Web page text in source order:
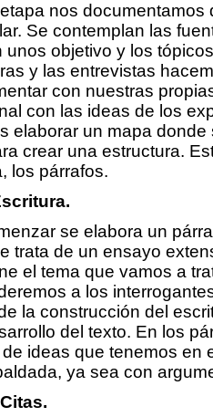
nos
Se contemplan las
unos objetivo y los
y las entrevistas
con nuestras
con las ideas de los
elaborar un mapa
crear una estructura.
los párrafos.
se elabora un
trata de un ensayo
el tema que vamos a
a los
la construcción del
del texto. En los
ideas que tenemos en
ya sea con